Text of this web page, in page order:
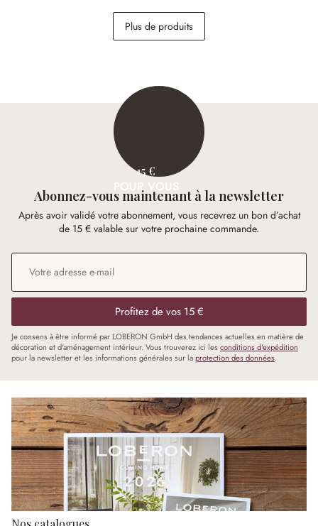
Lot de 2 pichets Zamirah
Plus de produits
15 €
POUR VOUS
Abonnez-vous maintenant à la newsletter
Après avoir validé votre abonnement, vous recevrez un bon d’achat
de 15 € valable sur votre prochaine commande.
Adresse e-mail
Profitez de vos 15 €
Je consens à être informé par LOBERON GmbH des tendances actuelles en matière de
décoration et d'aménagement intérieur. Vous trouverez ici les conditions d'expédition
pour la newsletter et les informations générales sur laprotection des données.